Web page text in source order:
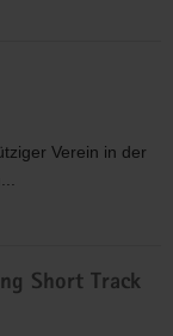
Verein in der
Short Track